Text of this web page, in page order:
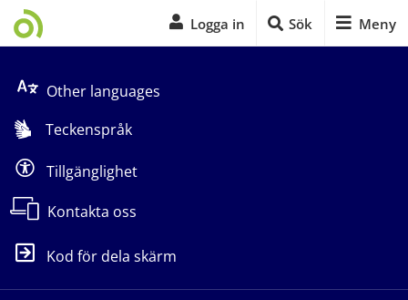
Logga in Sök Meny
Other languages
Teckenspråk
Tillgänglighet
Kontakta oss
Kod för dela skärm